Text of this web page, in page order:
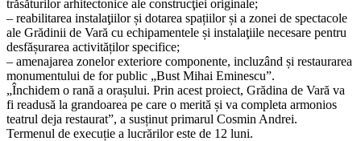
trăsăturilor arhitectonice ale construcţiei originale;
– reabilitarea instalaţiilor și dotarea spațiilor și a zonei de spectacole
ale Grădinii de Vară cu echipamentele și instalaţiile necesare pentru
desfășurarea activităților specifice;
– amenajarea zonelor exteriore componente, incluzând și restaurarea
monumentului de for public „Bust Mihai Eminescu”.
„Închidem o rană a orașului. Prin acest proiect, Grădina de Vară va
fi readusă la grandoarea pe care o merită și va completa armonios
teatrul deja restaurat”, a susținut primarul Cosmin Andrei.
Termenul de execuție a lucrărilor este de 12 luni.